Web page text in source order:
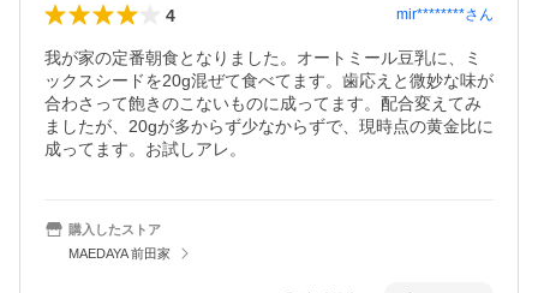
4 mir********さん
我が家の定番朝食となりました。オートミール豆乳に、ミ
ックスシードを20g混ぜて食べてます。歯応えと微妙な味が
合わさって飽きのこないものに成ってます。配合変えてみ
ましたが、20gが多からず少なからずで、現時点の黄金比に
成ってます。お試しアレ。
購入したストア
MAEDAYA 前田家